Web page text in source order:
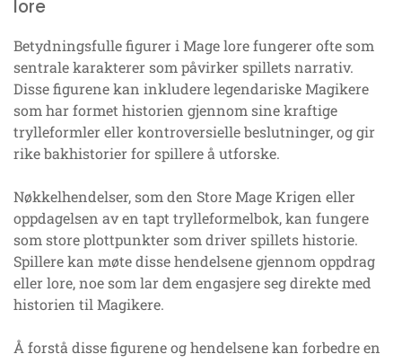
lore
Betydningsfulle figurer i Mage lore fungerer ofte som
sentrale karakterer som påvirker spillets narrativ.
Disse figurene kan inkludere legendariske Magikere
som har formet historien gjennom sine kraftige
trylleformler eller kontroversielle beslutninger, og gir
rike bakhistorier for spillere å utforske.
Nøkkelhendelser, som den Store Mage Krigen eller
oppdagelsen av en tapt trylleformelbok, kan fungere
som store plottpunkter som driver spillets historie.
Spillere kan møte disse hendelsene gjennom oppdrag
eller lore, noe som lar dem engasjere seg direkte med
historien til Magikere.
Å forstå disse figurene og hendelsene kan forbedre en